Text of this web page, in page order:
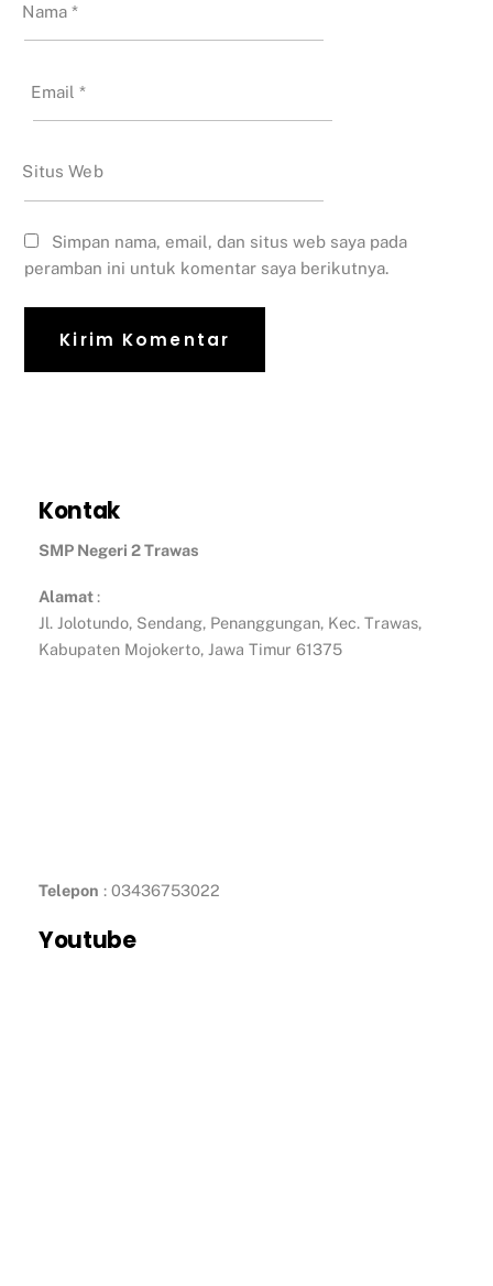
Nama*
Email*
Situs Web
Simpan nama, email, dan situs web saya pada
peramban ini untuk komentar saya berikutnya.
Kontak
SMP Negeri 2 Trawas
Alamat:
Jl. Jolotundo, Sendang, Penanggungan, Kec. Trawas,
Kabupaten Mojokerto, Jawa Timur 61375
Telepon : 03436753022
Youtube